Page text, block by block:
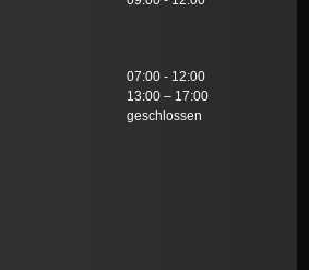
07:00 - 12:00
13:00 – 17:00
geschlossen